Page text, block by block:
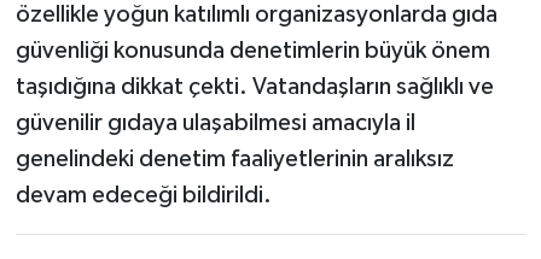
özellikle yoğun katılımlı organizasyonlarda gıda
güvenliği konusunda denetimlerin büyük önem
taşıdığına dikkat çekti. Vatandaşların sağlıklı ve
güvenilir gıdaya ulaşabilmesi amacıyla il
genelindeki denetim faaliyetlerinin aralıksız
devam edeceği bildirildi.